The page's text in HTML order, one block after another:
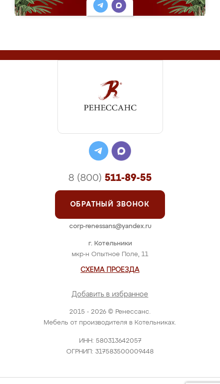
2015 - 2026 © Ренессанс.
Мебель от производителя в Котельниках.
ИНН: 580313642057
ОГРНИП: 317583500009448
г. Котельники
мкр-н Опытное Поле, 11
СХЕМА ПРОЕЗДА
Добавить в избранное
8 (800) 511-89-55
ОБРАТНЫЙ ЗВОНОК
corp-renessans@yandex.ru